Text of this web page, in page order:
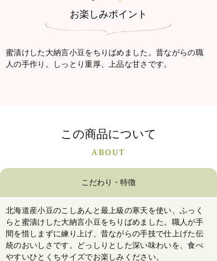
お楽しみポイント
蜜漬けした大納言小豆をちりばめました。昔ながらの職
人の手作り。しっとり重厚、上品な甘さです。
この商品について
ABOUT
こだわり・特徴
北海道産小豆のこしあんと最上級の寒天を使い、ふっく
らと蜜漬けした大納言小豆をちりばめました。職人が手
間を惜しまずに練り上げ、昔ながらの手技で仕上げた伝
統のおいしさです。どっしりとした深い味わいを、食べ
やすいひとくちサイズでお楽しみください。